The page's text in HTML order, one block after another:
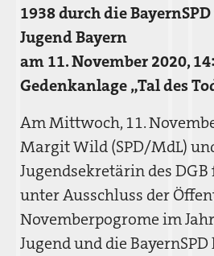
1938 durch die
Jugend Bayern
am 11. November 2020,
Gedenkanlage „Tal des
Am Mittwoch, 11.
Margit Wild (SPD/MdL)
Jugendsekretärin des
unter Ausschluss der
Novemberpogrome im
Jugend und die